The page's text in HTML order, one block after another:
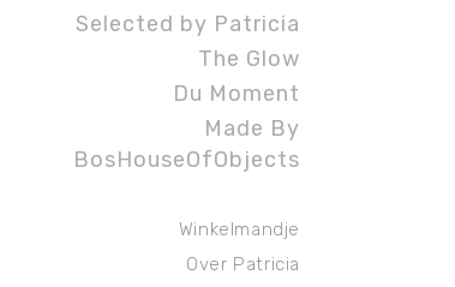
Selected by Patricia
The Glow
Du Moment
Made By
BosHouseOfObjects
Winkelmandje
Over Patricia